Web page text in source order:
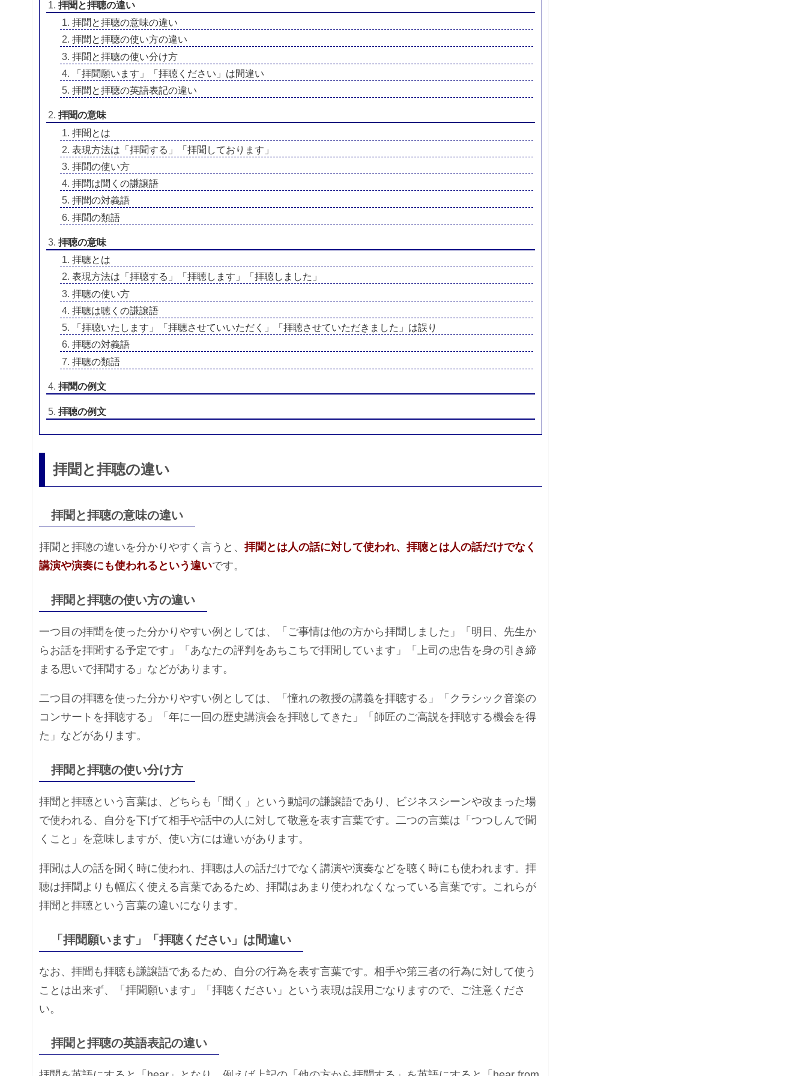
拝聞と拝聴の違い
拝聞と拝聴の意味の違い
拝聞と拝聴の使い方の違い
拝聞と拝聴の使い分け方
「拝聞願います」「拝聴ください」は間違い
拝聞と拝聴の英語表記の違い
拝聞の意味
拝聞とは
表現方法は「拝聞する」「拝聞しております」
拝聞の使い方
拝聞は聞くの謙譲語
拝聞の対義語
拝聞の類語
拝聴の意味
拝聴とは
表現方法は「拝聴する」「拝聴します」「拝聴しました」
拝聴の使い方
拝聴は聴くの謙譲語
「拝聴いたします」「拝聴させていいただく」「拝聴させていただきました」は誤り
拝聴の対義語
拝聴の類語
拝聞の例文
拝聴の例文
拝聞と拝聴の違い
拝聞と拝聴の意味の違い
拝聞と拝聴の違いを分かりやすく言うと、 拝聞とは人の話に対して使われ、拝聴とは人の話だけでなく
講演や演奏にも使われるという違いです。
拝聞と拝聴の使い方の違い
一つ目の拝聞を使った分かりやすい例としては、「ご事情は他の方から拝聞しました」「明日、先生か
らお話を拝聞する予定です」「あなたの評判をあちこちで拝聞しています」「上司の忠告を身の引き締
まる思いで拝聞する」などがあります。
二つ目の拝聴を使った分かりやすい例としては、「憧れの教授の講義を拝聴する」「クラシック音楽の
コンサートを拝聴する」「年に一回の歴史講演会を拝聴してきた」「師匠のご高説を拝聴する機会を得
た」などがあります。
拝聞と拝聴の使い分け方
拝聞と拝聴という言葉は、どちらも「聞く」という動詞の謙譲語であり、ビジネスシーンや改まった場
で使われる、自分を下げて相手や話中の人に対して敬意を表す言葉です。二つの言葉は「つつしんで聞
くこと」を意味しますが、使い方には違いがあります。
拝聞は人の話を聞く時に使われ、拝聴は人の話だけでなく講演や演奏などを聴く時にも使われます。拝
聴は拝聞よりも幅広く使える言葉であるため、拝聞はあまり使われなくなっている言葉です。これらが
拝聞と拝聴という言葉の違いになります。
「拝聞願います」「拝聴ください」は間違い
なお、拝聞も拝聴も謙譲語であるため、自分の行為を表す言葉です。相手や第三者の行為に対して使う
ことは出来ず、「拝聞願います」「拝聴ください」という表現は誤用ごなりますので、ご注意くださ
い。
拝聞と拝聴の英語表記の違い